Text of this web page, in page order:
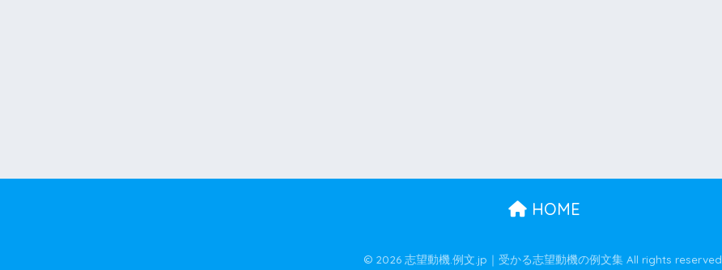
HOME
© 2026 志望動機.例文.jp｜受かる志望動機の例文集 All rights reserved.